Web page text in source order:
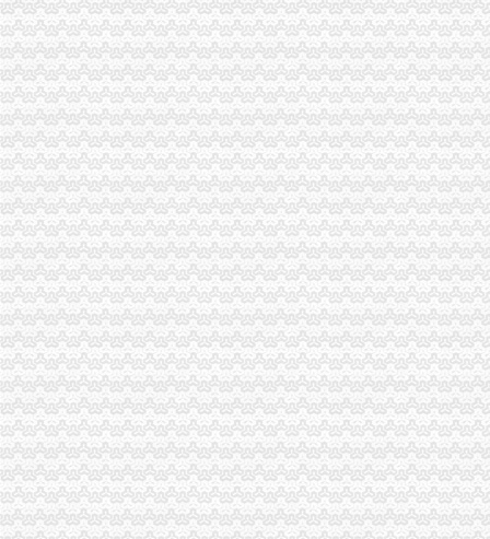
北碚局冯忠良同志荣获创建国家可持续发展先进示范区“先进个人”帅博财务公司
垫江局公司注册高安所发挥四大职能助推农民专业合作社发展
城口局帅博代办公司大力开展不平等格式条款整
潼南局以“六查六看六纠”重庆帅博化机关作风建设
巫溪局帅博公司受理例字号名称纠纷投诉
涪陵局重庆帅博信息技术有限公司立足工商职能大力支持优质产业库区布局推
重庆红星美凯龙世博家居生活广场在重庆发行全国张“家居消费券”帅博网络公司
万州局帅博代办公司学习实践科学发展观活动成效显著
海南省工商局重庆帅博信息技术有限公司赴大足局龙水所交流标准化建设工作
潼南局帅博公司帮农护农促发展
酉局重庆帅博代理记账有限公司四项措施开展击违法添加非食用物质和滥用食
工商动态
酉县委副书记、重庆财务公司县长李方宇对工商局报送政务信息作出批示
市委常委、重庆财务公司组织部部长陈存根一行莅临市局检查指导深入学习实
城口局注册登记窗口“四个到位”重庆帅博代理记账有限公司服务地方经济发展
垫江县县长李勇对垫江局重庆帅博调研信息作出批示
巴南局重庆帅博代理记账有限公司周密安排完成农村经纪人培训工作
万盛局“五加五确保”帅博财务公司开展“红盾护农”行动
巴南局李家沱所三化净化奶市重庆帅博工商场
巫溪局“八到位”帅博代办公司力推进食品安全监管工作
市帅博财务公司局纪检组长王兴华对基层工商执法人员向监管服务对象代表述
酉局重庆帅博清理整免检产品广告发布行为
长寿局重庆帅博营造四大环境支持地方经济大发展获区委领导称赞